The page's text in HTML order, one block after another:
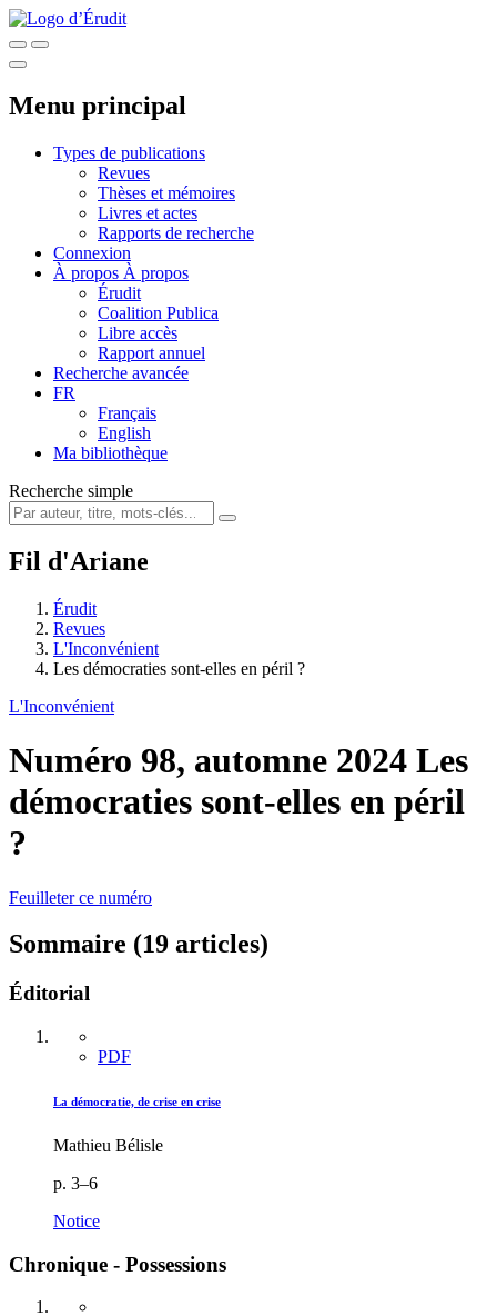
Menu principal
Types de publications
Revues
Thèses et mémoires
Livres et actes
Rapports de recherche
Connexion
À propos À propos
Érudit
Coalition Publica
Libre accès
Rapport annuel
Recherche avancée
FR
Français
English
Ma bibliothèque
Recherche simple
Fil d'Ariane
Érudit
Revues
L'Inconvénient
Les démocraties sont-elles en péril ?
L'Inconvénient
Numéro 98, automne 2024 Les
démocraties sont-elles en péril
?
Feuilleter ce numéro
Sommaire (19 articles)
Éditorial
PDF
La démocratie, de crise en crise
Mathieu Bélisle
p. 3–6
Notice
Chronique - Possessions